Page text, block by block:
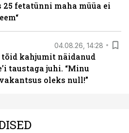
25 fetatünni maha müüa ei
04.08.26, 14:28
kahjumit näidanud
taustaga juhi. “Minu
oleks null!”